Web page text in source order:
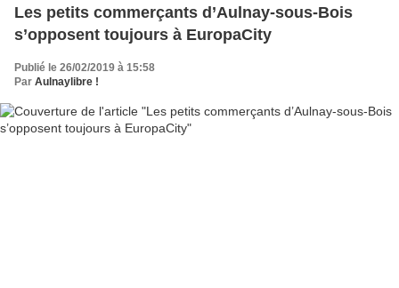
Les petits commerçants d’Aulnay-sous-Bois
s’opposent toujours à EuropaCity
Publié le 26/02/2019 à 15:58
Par Aulnaylibre !